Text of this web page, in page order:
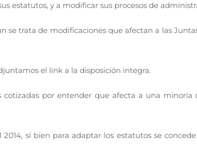
estatutos, y a modificar sus procesos de
trata de modificaciones que afectan a las
el link a la disposición integra.
por entender que afecta a una minoría
si bien para adaptar los estatutos se